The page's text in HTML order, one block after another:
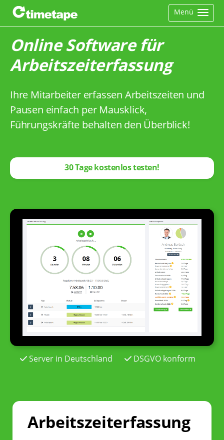
Menü
Online Software für
Arbeitszeiterfassung
Ihre Mitarbeiter erfassen Arbeitszeiten und
Pausen einfach per Mausklick,
Führungskräfte behalten den Überblick!
30 Tage kostenlos testen!
Server in Deutschland DSGVO konform
Arbeitszeiterfassung